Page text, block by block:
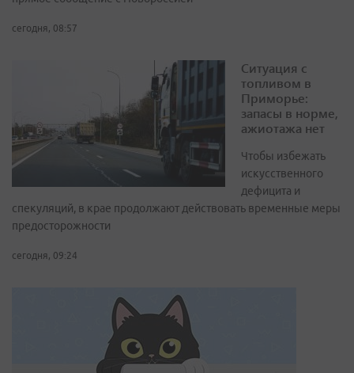
сегодня, 08:57
Ситуация с
топливом в
Приморье:
запасы в норме,
ажиотажа нет
Чтобы избежать
искусственного
дефицита и
спекуляций, в крае продолжают действовать временные меры
предосторожности
сегодня, 09:24